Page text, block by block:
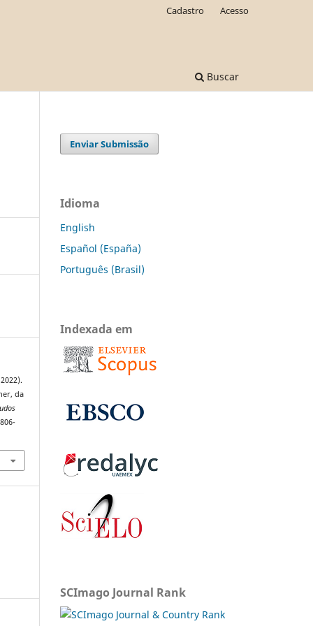
Buscar
Cadastro Acesso
da
Enviar Submissão
Idioma
English
Español (España)
Português (Brasil)
Indexada em
SCImago Journal Rank